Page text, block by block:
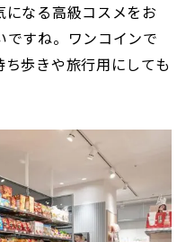
になる高級コスメをお
ですね。ワンコインで
歩きや旅行用にしても